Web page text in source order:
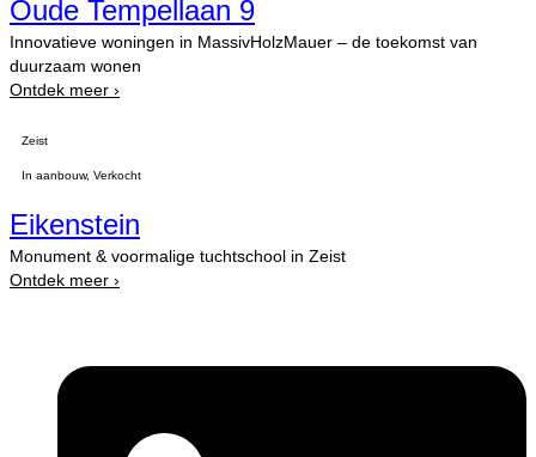
Oude Tempellaan 9
Innovatieve woningen in MassivHolzMauer – de toekomst van
duurzaam wonen
Ontdek meer ›
Zeist
In aanbouw, Verkocht
Eikenstein
Monument & voormalige tuchtschool in Zeist
Ontdek meer ›